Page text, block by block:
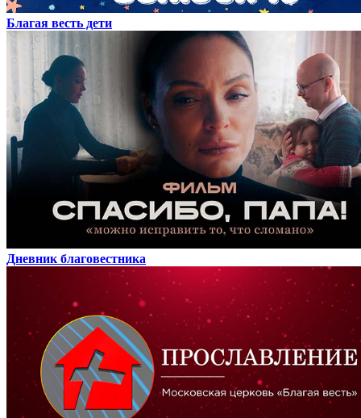
Благая весть дети
Дневник благовестника